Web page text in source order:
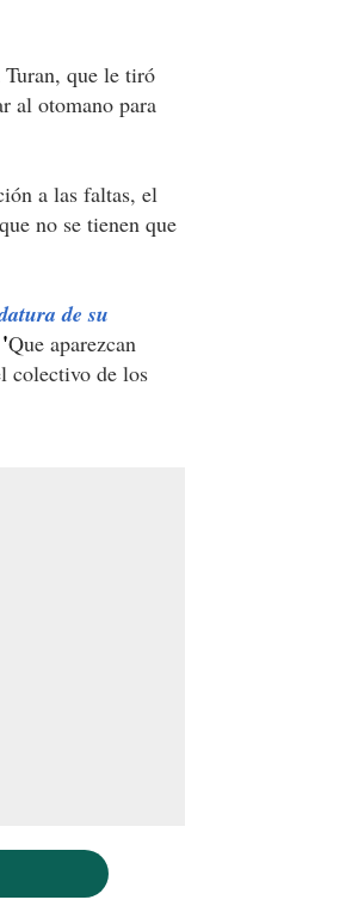
que le tiró
al otomano para
a las faltas, el
no se tienen que
de su
'Que aparezcan
colectivo de los